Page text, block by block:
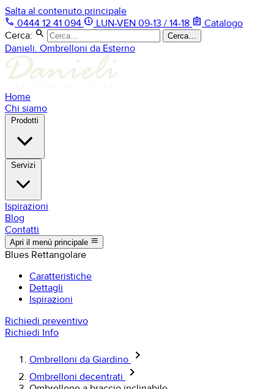
Salta al contenuto principale
phone 0444 12 41 094 nest_clock_farsight_analog LUN-VEN 09-13 / 14-18 assignment Catalogo
Cerca: search Cerca…
Danieli. Ombrelloni da Esterno
Home
Chi siamo
Prodotti
Servizi
Ispirazioni
Blog
Contatti
Apri il menù principale menu
Blues Rettangolare
Caratteristiche
Dettagli
Ispirazioni
Richiedi preventivo
Richiedi Info
Ombrelloni da Giardino keyboard_arrow_right
Ombrelloni decentrati keyboard_arrow_right